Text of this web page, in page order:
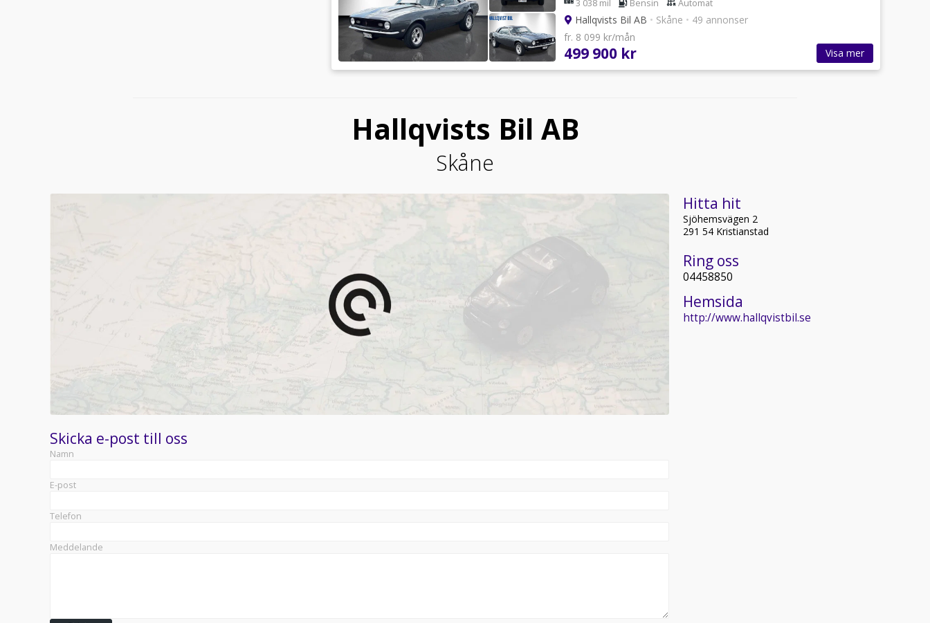
3 038 mil Bensin Automat
Hallqvists Bil AB • Skåne • 49 annonser
fr. 8 099 kr/mån
499 900 kr Visa mer
Hallqvists Bil AB
Skåne
Skicka e-post till oss
Namn
E-post
Telefon
Meddelande
Hitta hit
Sjöhemsvägen 2
291 54 Kristianstad
Ring oss
04458850
Hemsida
http://www.hallqvistbil.se